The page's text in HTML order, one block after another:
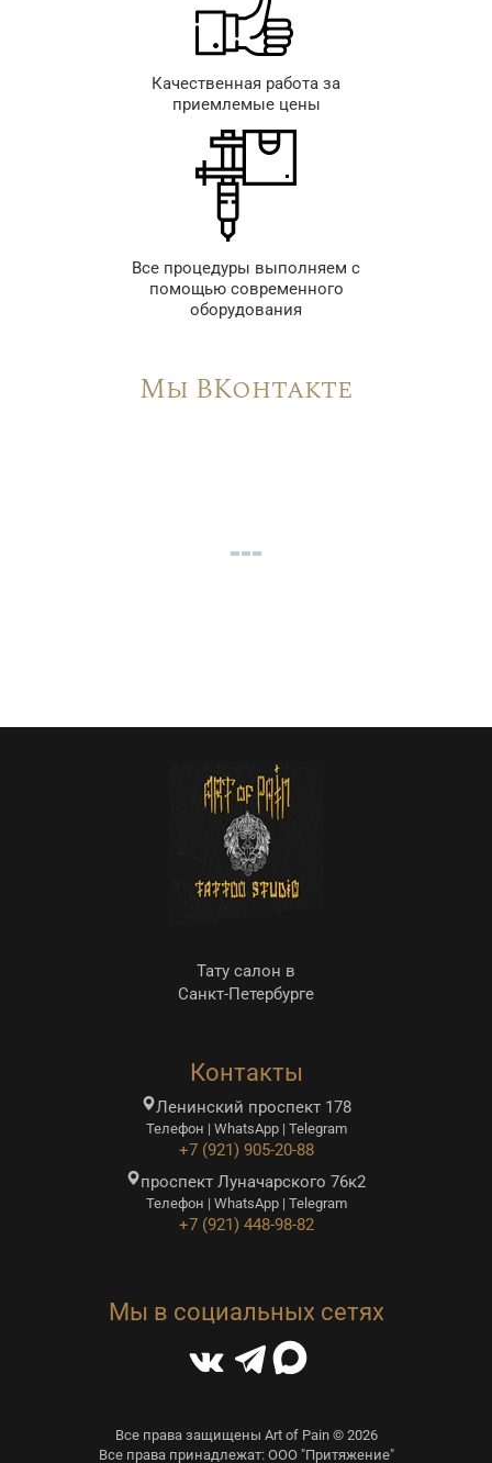
Качественная работа за
приемлемые цены
Все процедуры выполняем с
помощью современного
оборудования
Мы ВКонтакте
Тату салон в
Санкт-Петербурге
Контакты
Ленинский проспект 178
Телефон | WhatsApp | Telegram
+7 (921) 905-20-88
проспект Луначарского 76к2
Телефон | WhatsApp | Telegram
+7 (921) 448-98-82
Мы в социальных сетях
Все права защищены Art of Pain © 2026
Все права принадлежат: ООО "Притяжение"